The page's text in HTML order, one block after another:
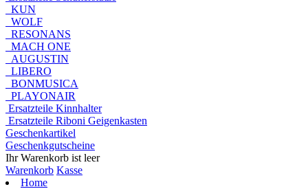
KUN
WOLF
RESONANS
MACH ONE
AUGUSTIN
LIBERO
BONMUSICA
PLAYONAIR
Ersatzteile Kinnhalter
Ersatzteile Riboni Geigenkasten
Geschenkartikel
Geschenkgutscheine
Ihr Warenkorb ist leer
Warenkorb Kasse
Home